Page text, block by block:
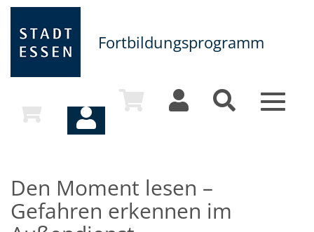
Fortbildungsprogramm
Toggle
Den Moment lesen –
Gefahren erkennen im